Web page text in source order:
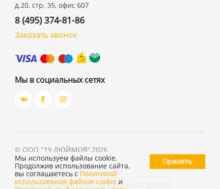
д.20, стр. 35, офис 607
8 (495) 374-81-86
Заказать звонок
Мы в социальных сетях
© ООО "19 ДЮЙМОВ",2026
Политика конфиденциальности
Согласие на обработку персональных данных
Мы используем файлы cookie.
Продолжив использование сайта,
вы соглашаетесь с Политикой
использования файлов cookie и
Принять